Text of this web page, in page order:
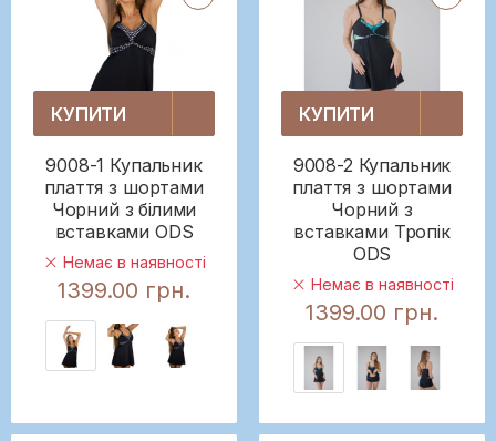
КУПИТИ
9008-1 Купальник
плаття з шортами
Чорний з білими
вставками ODS
Немає в наявності
1399.00 грн.
КУПИТИ
9008-2 Купальник
плаття з шортами
Чорний з
вставками Тропік
ODS
Немає в наявності
1399.00 грн.